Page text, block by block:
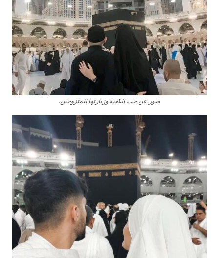
صور عن حب الكعبة وزيارتها للمتزوجين.